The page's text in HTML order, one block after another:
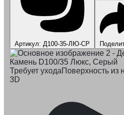
Артикул: Д100-35-ЛЮ-СР
Требует уходаПоверхность из
3D